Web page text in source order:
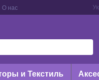
О нас
и Текстиль